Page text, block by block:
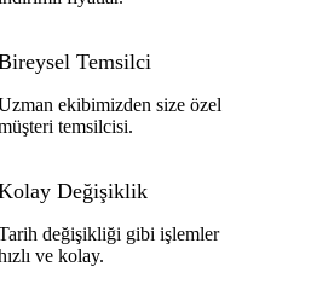
Temsilci
ekibimizden size özel
temsilcisi.
Değişiklik
değişikliği gibi işlemler
ve kolay.